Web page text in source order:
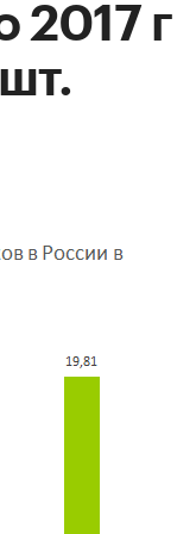
2017 г